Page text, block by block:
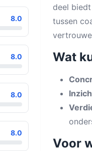
8.0
8.0
8.0
8.0
deel
tussen
Wat
Voor